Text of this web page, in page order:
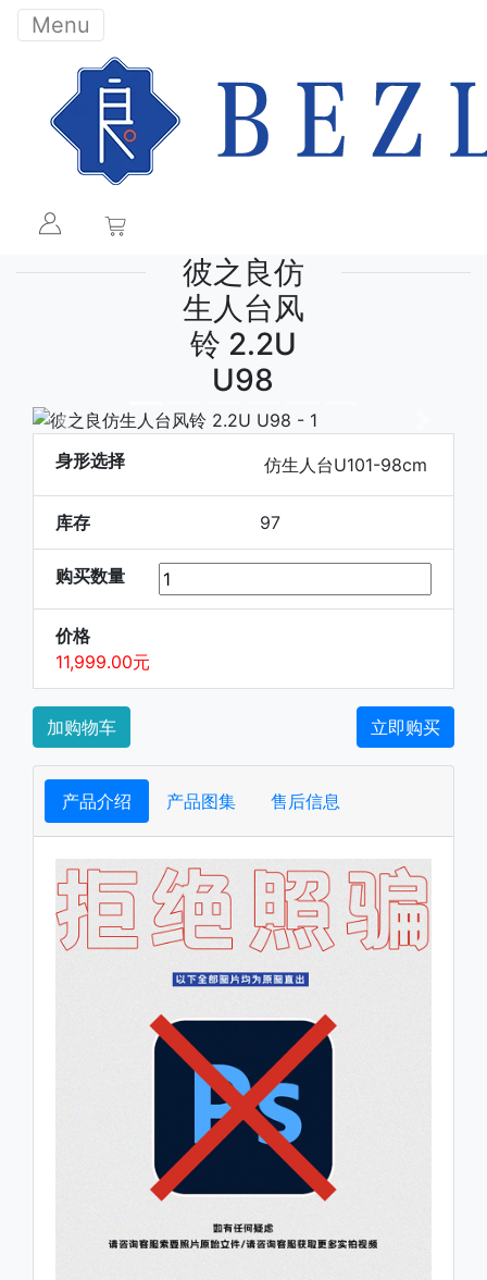
Menu
彼之良仿
生人台风
铃 2.2U
U98
下一张
下一张
身形选择
仿生人台U101-98cm
库存 97
购买数量
价格
11,999.00元
加购物车 立即购买
产品介绍 产品图集 售后信息